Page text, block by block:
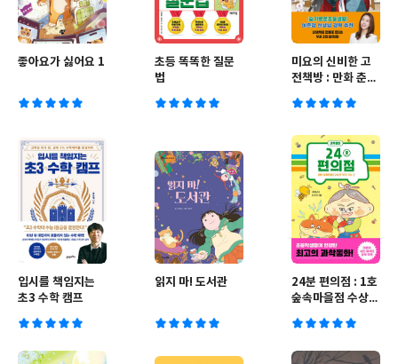
좋아요가 싫어요 1
초등 똑똑한 질문
법
미요의 신비한 고
전책방 : 만화 춘향
입시를 책임지는
초3 수학 캠프
읽지 마! 도서관
24분 편의점 : 1호
숲속마을점 수상한